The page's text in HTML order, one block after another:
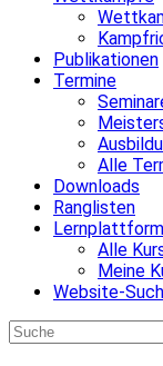
Publikationen
Termine
Alle
Downloads
Ranglisten
Lernplattform
Alle
Meine
Website-